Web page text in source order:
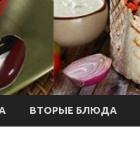
ВТОРЫЕ БЛЮДА